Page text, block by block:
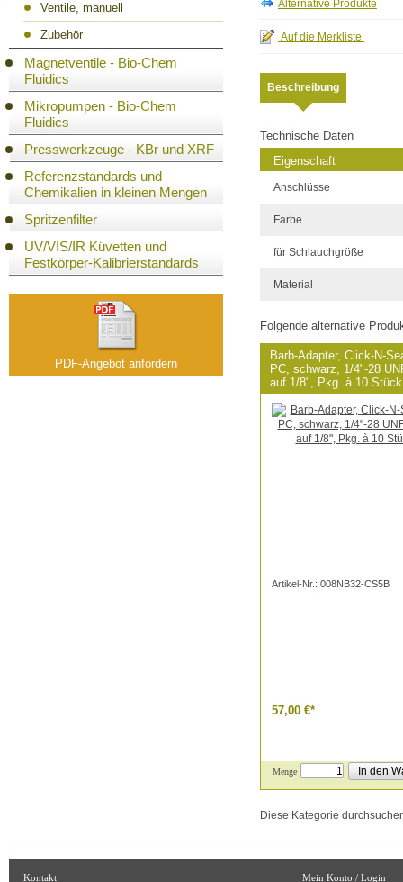
Ventile, manuell
Zubehör
Magnetventile - Bio-Chem
Fluidics
Mikropumpen - Bio-Chem
Fluidics
Presswerkzeuge - KBr und XRF
Referenzstandards und
Chemikalien in kleinen Mengen
Spritzenfilter
UV/VIS/IR Küvetten und
Festkörper-Kalibrierstandards
PDF-Angebot anfordern
Beschreibung
Technische Daten
Eigenschaft
Anschlüsse
Farbe
für Schlauchgröße
Material
Folgende alternative
Barb-Adapter, Click-N-
PC, schwarz, 1/4"-28
auf 1/8", Pkg. à 10 Stück
Artikel-Nr.: 008NB32-CS5B
57,00 €*
Menge In den
Diese Kategorie
Kontakt Mein Konto / Login